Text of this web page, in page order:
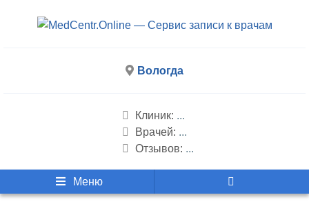
Вологда
Клиник: ...
Врачей: ...
Отзывов: ...
Меню